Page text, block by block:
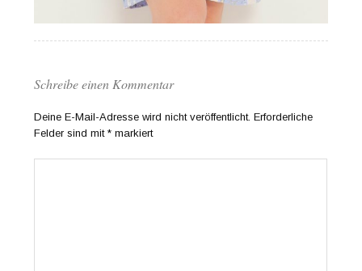
Schreibe einen Kommentar
Deine E-Mail-Adresse wird nicht veröffentlicht. Erforderliche
Felder sind mit* markiert